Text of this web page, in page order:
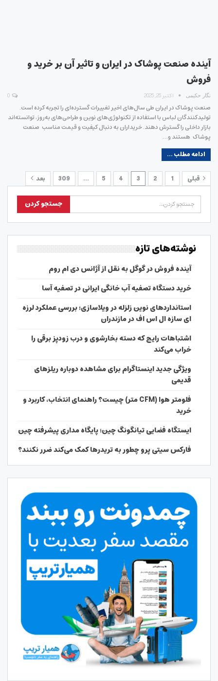
آینده صنعت پوشاک در ایران و تاثیر آن بر خرید و
فروش
نگار حکیمی اکتبر 25, 2025
صنعت پوشاک در ایران طی سال‌های اخیر تغییرات گسترده‌ای را تجربه کرده است.
تولیدکنندگان لباس با استفاده از تکنولوژی‌های نوین و طراحی‌های به‌روز، توانسته‌اند
بازار داخلی را گسترش دهند. خریداران به دنبال کیفیت و قیمت مناسب صنعت
پوشاک هستند و…
ادامه مطلب ...
قبلی 1
2
3
4
5
…
309 بعد
نوشته‌های تازه
آینده فروش در گوگل به نقل از آژانس دی ام روم
خرید دستگاه تصفیه آب خانگی ایرانی در تصفیه آسا
استانداردهای نوین زلزله در ویلاسازی؛ بررسی عملکرد لرزه
ای سازه ال اس اف در مازندران
اشتباهات رایج که دسته بخارشوی و درب زودپز برقی را
خراب می‌کند
ویژگی جدید اینستاگرام برای مشاهده دوباره ریلزهای
قدیمی
فلومتر هوا (CFM متر) چیست؟ راهنمای انتخاب، کاربرد و
خرید
ایستگاه فضایی تیانگونگ چین؛ پایگاه مداری پیشرفته چین
فارکس سیتی پرو چطور به تریدرها کمک می‌کند ضرر نکنند؟